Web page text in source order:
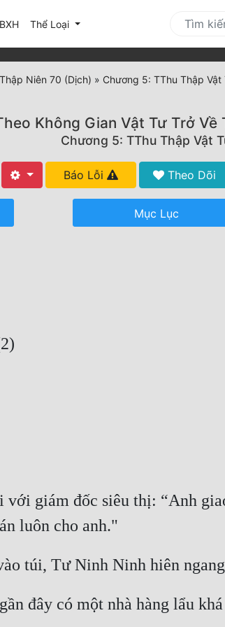
BXH Thể Loại
Niên 70 (Dịch) » Chương 5: TThu Thập Vật
Không Gian Vật Tư Trở Về
Chương 5: TThu Thập Vật
Báo Lỗi Theo Dõi
Mục Lục
giám đốc siêu thị: “Anh